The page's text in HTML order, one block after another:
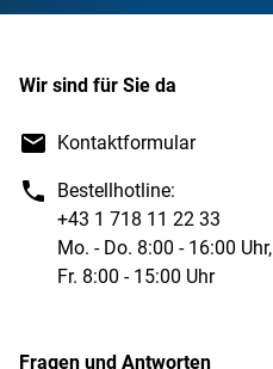
Wir sind für Sie da
Kontaktformular
Bestellhotline:
+43 1 718 11 22 33
Mo. - Do. 8:00 - 16:00 Uhr,
Fr. 8:00 - 15:00 Uhr
Fragen und Antworten